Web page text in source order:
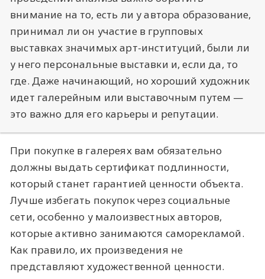
внимание на то, есть ли у автора образование,
принимал ли он участие в групповых
выставках значимых арт-институций, были ли
у него персональные выставки и, если да, то
где. Даже начинающий, но хороший художник
идет галерейным или выставочным путем —
это важно для его карьеры и репутации.
При покупке в галереях вам обязательно
должны выдать сертификат подлинности,
который станет гарантией ценности объекта.
Лучше избегать покупок через социальные
сети, особенно у малоизвестных авторов,
которые активно занимаются саморекламой.
Как правило, их произведения не
представляют художественной ценности.